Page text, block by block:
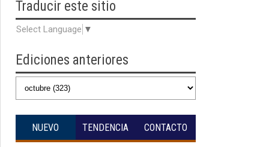
Traducir este sitio
Select Language ▼
Ediciones anteriores
NUEVO TENDENCIA CONTACTO